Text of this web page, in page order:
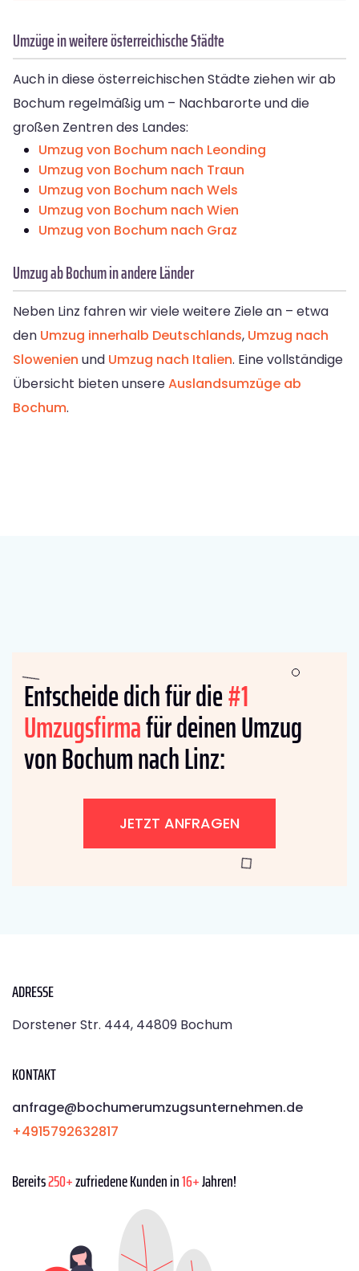
Umzüge in weitere österreichische Städte
Auch in diese österreichischen Städte ziehen wir ab
Bochum regelmäßig um – Nachbarorte und die
großen Zentren des Landes:
Umzug von Bochum nach Leonding
Umzug von Bochum nach Traun
Umzug von Bochum nach Wels
Umzug von Bochum nach Wien
Umzug von Bochum nach Graz
Umzug ab Bochum in andere Länder
Neben Linz fahren wir viele weitere Ziele an – etwa
den Umzug innerhalb Deutschlands, Umzug nach
Slowenien und Umzug nach Italien. Eine vollständige
Übersicht bieten unsereAuslandsumzüge ab
Bochum.
Entscheide dich für die#1
Umzugsfirmafür deinen Umzug
von Bochum nach Linz:
JETZT ANFRAGEN
ADRESSE
Dorstener Str. 444, 44809 Bochum
KONTAKT
anfrage@bochumerumzugsunternehmen.de
+4915792632817
Bereits250+zufriedene Kunden in16+Jahren!